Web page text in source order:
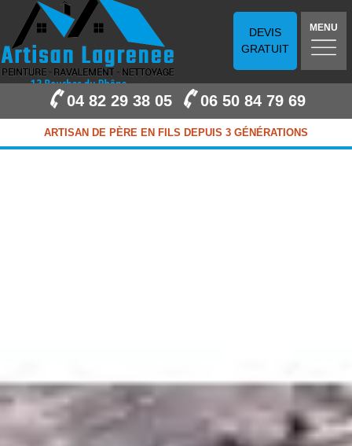
DEVIS
GRATUIT
MENU
04 82 29 38 05 06 50 84 79 69
ARTISAN DE PÈRE EN FILS DEPUIS 3 GÉNÉRATIONS